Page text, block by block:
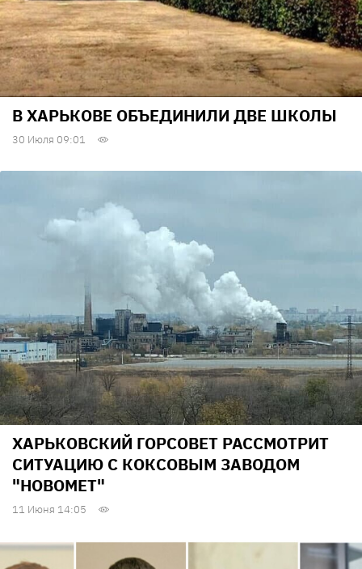
В ХАРЬКОВЕ ОБЪЕДИНИЛИ ДВЕ ШКОЛЫ
30 Июля 09:01
ХАРЬКОВСКИЙ ГОРСОВЕТ РАССМОТРИТ
СИТУАЦИЮ С КОКСОВЫМ ЗАВОДОМ
"НОВОМЕТ"
11 Июня 14:05